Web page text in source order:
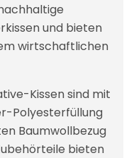
und bieten
wirtschaftlichen
Kissen sind mit
Polyesterfüllung
Baumwollbezug
bieten